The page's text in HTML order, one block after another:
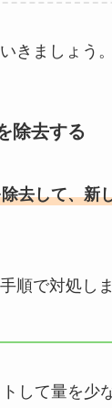
きましょう。
除去する
去して、新
順で対処しま
して量を少